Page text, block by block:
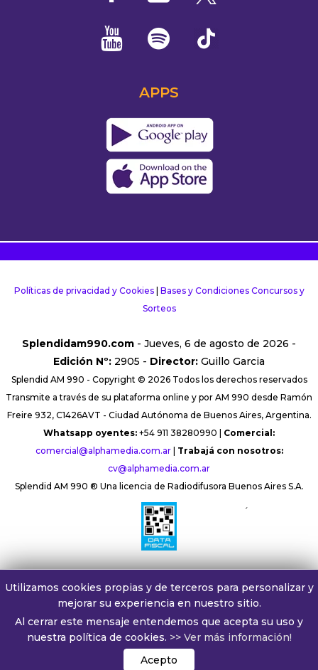
APPS
Políticas de privacidad y Cookies| Bases y Condiciones Concursos y
Sorteos
Splendidam990.com - Jueves, 6 de agosto de 2026 -
Edición Nº: 2905 - Director: Guillo Garcia
Splendid AM 990 - Copyright © 2026 Todos los derechos reservados
Transmite a través de su plataforma online y por AM 990 desde Ramón
Freire 932, C1426AVT - Ciudad Autónoma de Buenos Aires, Argentina.
Whatsapp oyentes: +54 911 38280990 | Comercial:
comercial@alphamedia.com.ar| Trabajá con nosotros:
cv@alphamedia.com.ar
Splendid AM 990 ® Una licencia de Radiodifusora Buenos Aires S.A.
´
Utilizamos cookies propias y de terceros para personalizar y
mejorar su experiencia en nuestro sitio.
Al cerrar este mensaje entendemos que acepta su uso y
nuestra política de cookies. >> Ver más información!
Acepto